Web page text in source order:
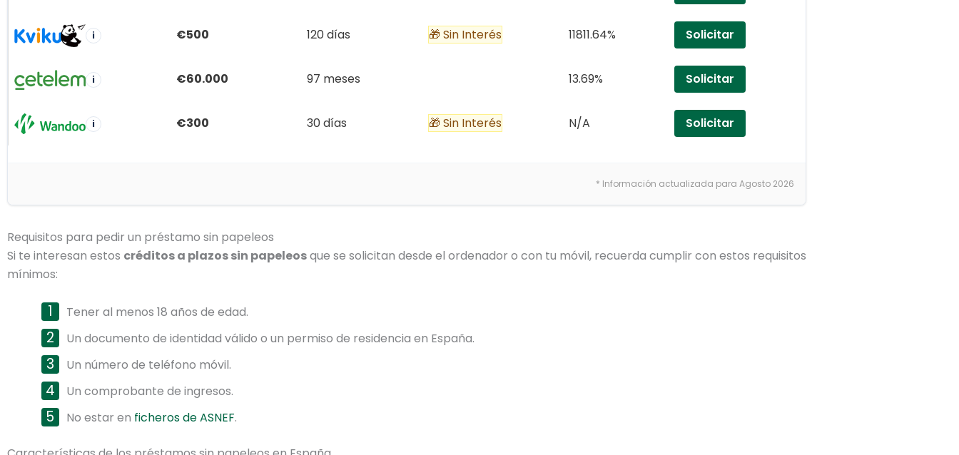
i €500 120 días 🎁 Sin Interés 11811.64% Solicitar
i €60.000 97 meses 13.69% Solicitar
i €300 30 días 🎁 Sin Interés N/A Solicitar
* Información actualizada para Agosto 2026
Requisitos para pedir un préstamo sin papeleos
Si te interesan estos créditos a plazos sin papeleosque se solicitan desde el ordenador o con tu móvil, recuerda cumplir con estos requisitos
mínimos:
Tener al menos 18 años de edad.
Un documento de identidad válido o un permiso de residencia en España.
Un número de teléfono móvil.
Un comprobante de ingresos.
No estar en ficheros de ASNEF.